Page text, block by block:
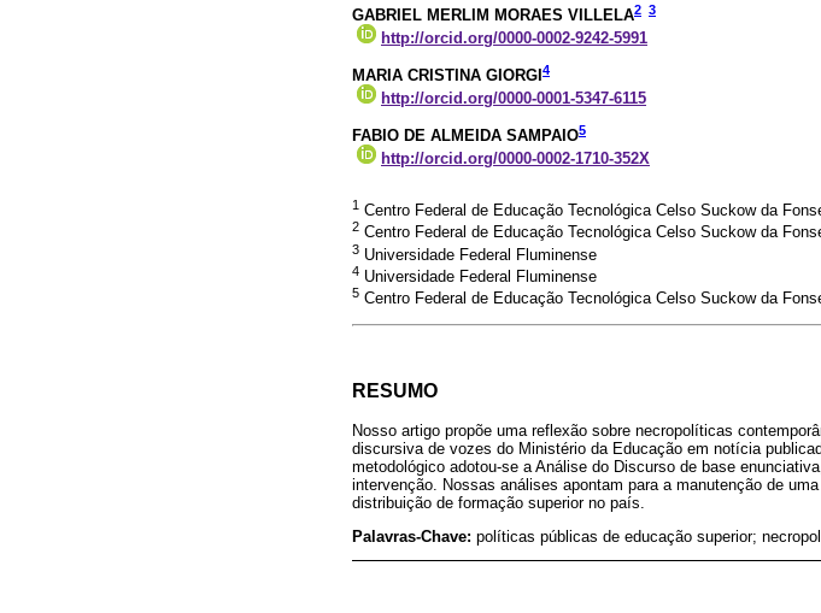
GABRIEL MERLIM MORAES VILLELA2 3
http://orcid.org/0000-0002-9242-5991
MARIA CRISTINA GIORGI 4
http://orcid.org/0000-0001-5347-6115
FABIO DE ALMEIDA SAMPAIO5
http://orcid.org/0000-0002-1710-352X
1 Centro Federal de Educação Tecnológica Celso Suckow da
2 Centro Federal de Educação Tecnológica Celso Suckow da
3 Universidade Federal Fluminense
4 Universidade Federal Fluminense
5 Centro Federal de Educação Tecnológica Celso Suckow da
RESUMO
Nosso artigo propõe uma reflexão sobre necropolíticas
discursiva de vozes do Ministério da Educação em notícia
metodológico adotou-se a Análise do Discurso de base
intervenção. Nossas análises apontam para a manutenção de
distribuição de formação superior no país.
Palavras-Chave: políticas públicas de educação superior;